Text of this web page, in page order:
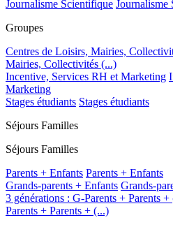
Journalisme Scientifique Journalisme
Groupes
Centres de Loisirs, Mairies,
Mairies, Collectivités (...)
Incentive, Services RH et Marketing
Marketing
Stages étudiants Stages étudiants
Séjours Familles
Séjours Familles
Parents + Enfants Parents + Enfants
Grands-parents + Enfants Grands-
3 générations : G-Parents + Parents +
Parents + Parents + (...)